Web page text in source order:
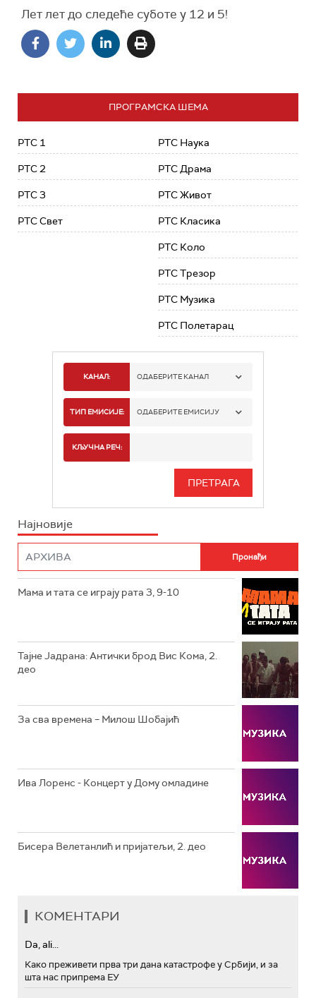
Лет лет до следеће суботе у 12 и 5!
ПРОГРАМСКА ШЕМА
РТС 1
РТС 2
РТС 3
РТС Свет
РТС Наука
РТС Драма
РТС Живот
РТС Класика
РТС Коло
РТС Трезор
РТС Музика
РТС Полетарац
КАНАЛ: ОДАБЕРИТЕ КАНАЛ
РТС 1
РТС 3
РТС ЖИВОТ
РТС КОЛО
ТИП ЕМИСИЈЕ: ОДАБЕРИТЕ ЕМИСИЈУ
ИНФО
КЉУЧНА РЕЧ:
Најновије
Мама и тата се играју рата 3, 9-10
Тајне Јадрана: Антички брод Вис Кома, 2.
део
За сва времена – Милош Шобајић
Ива Лоренс - Концерт у Дому омладине
Бисера Велетанлић и пријатељи, 2. део
КОМЕНТАРИ
Da, ali...
Како преживети прва три дана катастрофе у Србији, и за
шта нас припрема ЕУ